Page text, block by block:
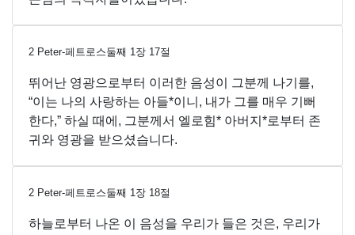
2 Peter-페트로스둘째 1장 17절
뛰어난 영광으로부터 이러한 음성이 그분께 나기를,
“이는 나의 사랑하는 아들*이니, 내가 그를 매우 기뻐
한다,” 하실 때에, 그분께서 엘로힘* 아버지*로부터 존
귀와 영광을 받으셨습니다.
2 Peter-페트로스둘째 1장 18절
하늘로부터 나온 이 음성을 우리가 들은 것은, 우리가